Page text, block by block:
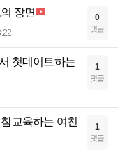
장면 0
댓글
첫데이트하는
1
댓글
교육하는 여친 1
댓글